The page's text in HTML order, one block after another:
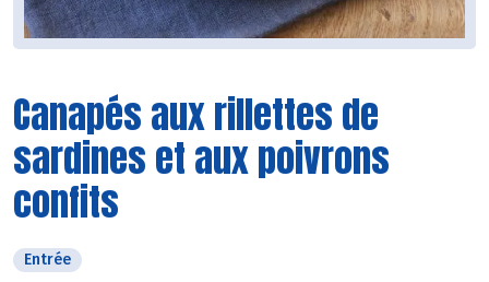
Canapés aux rillettes de
sardines et aux poivrons
confits
Entrée